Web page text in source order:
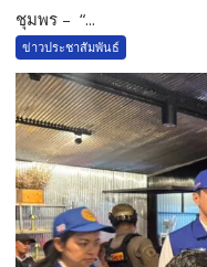
ชุมพร – “...
ข่าวประชาสัมพันธ์